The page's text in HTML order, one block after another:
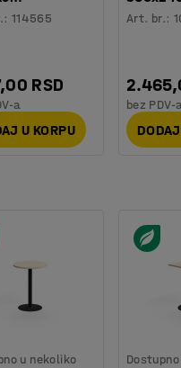
: 114565
RSD
a
U KORPU
Art. br.:
bez PDV-
u nekoliko